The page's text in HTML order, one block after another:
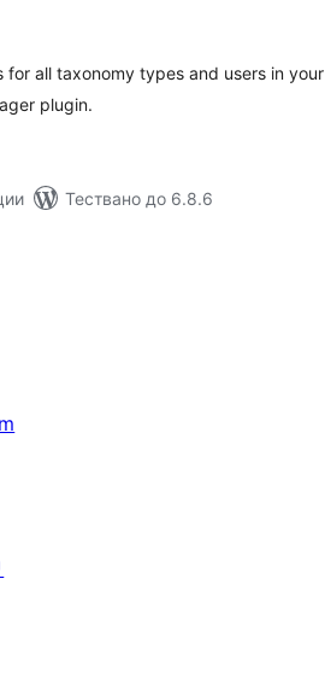
for all taxonomy types and users in your
plugin.
Тествано до 6.8.6